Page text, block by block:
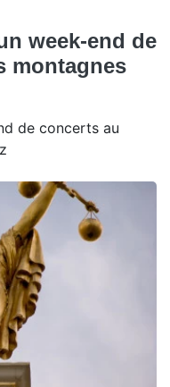
week-end de
montagnes
de concerts au